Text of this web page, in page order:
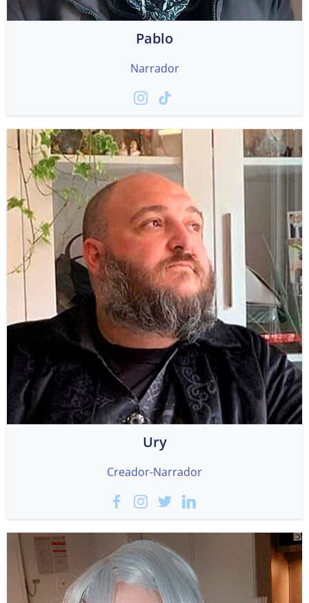
Pablo
Narrador
Ury
Creador-Narrador